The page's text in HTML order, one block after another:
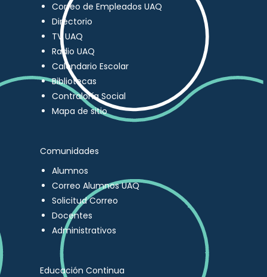
Correo de Empleados UAQ
Directorio
TV UAQ
Radio UAQ
Calendario Escolar
Bibliotecas
Contraloría Social
Mapa de sitio
Comunidades
Alumnos
Correo Alumnos UAQ
Solicitud Correo
Docentes
Administrativos
Educación Continua